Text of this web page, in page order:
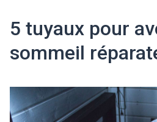
5 tuyaux pour
sommeil